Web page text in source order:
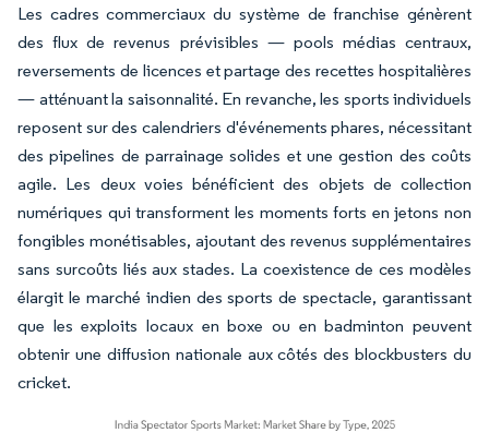
Les cadres commerciaux du système de franchise génèrent
des flux de revenus prévisibles — pools médias centraux,
reversements de licences et partage des recettes hospitalières
— atténuant la saisonnalité. En revanche, les sports individuels
reposent sur des calendriers d'événements phares, nécessitant
des pipelines de parrainage solides et une gestion des coûts
agile. Les deux voies bénéficient des objets de collection
numériques qui transforment les moments forts en jetons non
fongibles monétisables, ajoutant des revenus supplémentaires
sans surcoûts liés aux stades. La coexistence de ces modèles
élargit le marché indien des sports de spectacle, garantissant
que les exploits locaux en boxe ou en badminton peuvent
obtenir une diffusion nationale aux côtés des blockbusters du
cricket.